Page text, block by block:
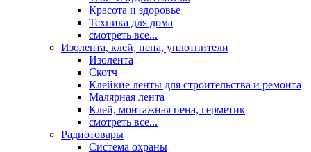
Красота и здоровье
Техника для дома
смотреть все...
Изолента, клей, пена, уплотнители
Изолента
Скотч
Клейкие ленты для строительства и ремонта
Малярная лента
Клей, монтажная пена, герметик
смотреть все...
Радиотовары
Система охраны